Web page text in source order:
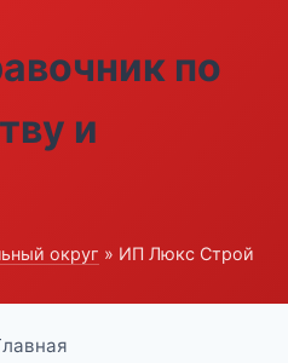
по
и
округ » ИП Люкс Строй